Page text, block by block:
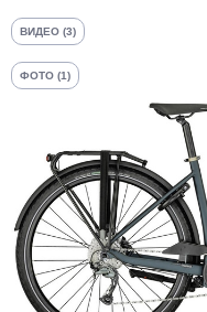
ВИДЕО (3)
ФОТО (1)
График
Добавляйте
в корзину